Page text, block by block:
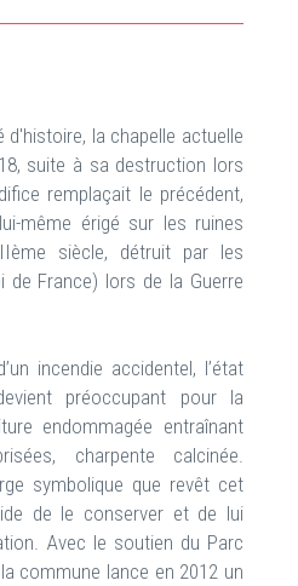
la chapelle actuelle
suite à sa destruction lors
remplaçait le précédent,
même érigé sur les ruines
siècle, détruit par les
de France) lors de la Guerre
incendie accidentel, l’état
préoccupant pour la
endommagée entraînant
charpente calcinée.
symbolique que revêt cet
de le conserver et de lui
Avec le soutien du Parc
commune lance en 2012 un